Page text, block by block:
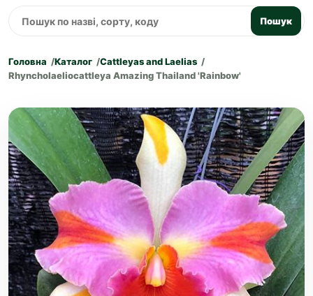
Пошук
Головна Каталог
Cattleyas and Laelias
Rhyncholaeliocattleya Amazing Thailand 'Rainbow'